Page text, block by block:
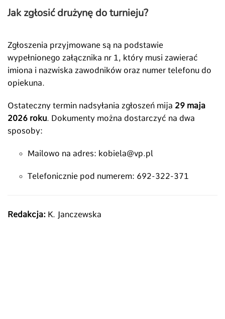
Jak zgłosić drużynę do turnieju?
Zgłoszenia przyjmowane są na podstawie
wypełnionego załącznika nr 1, który musi zawierać
imiona i nazwiska zawodników oraz numer telefonu do
opiekuna.
Ostateczny termin nadsyłania zgłoszeń mija 29 maja
2026 roku. Dokumenty można dostarczyć na dwa
sposoby:
Mailowo na adres: kobiela@vp.pl
Telefonicznie pod numerem: 692-322-371
Redakcja: K. Janczewska